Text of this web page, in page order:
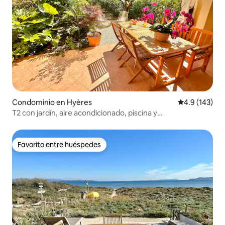
Condominio en Hyères Calificación
4.9 (143)
T2 con jardín, aire acondicionado, piscina y
Favorito entre huéspedes
Favorito entre huéspedes